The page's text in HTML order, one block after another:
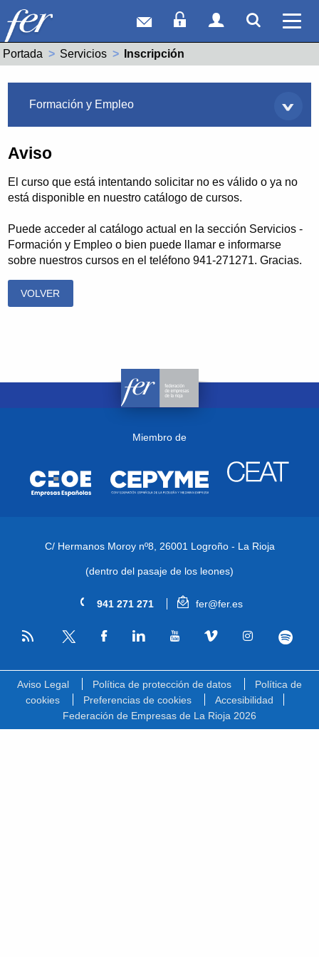
Correo webAcceso Socios
Acceso
Portada Servicios Actual:
Inscripción
Formación y Empleo
Aviso
El curso que está intentando solicitar no es válido o ya no
está disponible en nuestro catálogo de cursos.
Puede acceder al catálogo actual en la sección Servicios -
Formación y Empleo o bien puede llamar e informarse
sobre nuestros cursos en el teléfono 941-271271. Gracias.
VOLVER
Miembro de
C/ Hermanos Moroy nº8, 26001 Logroño - La Rioja
(dentro del pasaje de los leones)
941 271 271 fer@fer.es
RSS
Aviso Legal Política de protección de datos
Política de
cookies
Preferencias de cookies
Accesibilidad
Federación de Empresas de La Rioja 2026